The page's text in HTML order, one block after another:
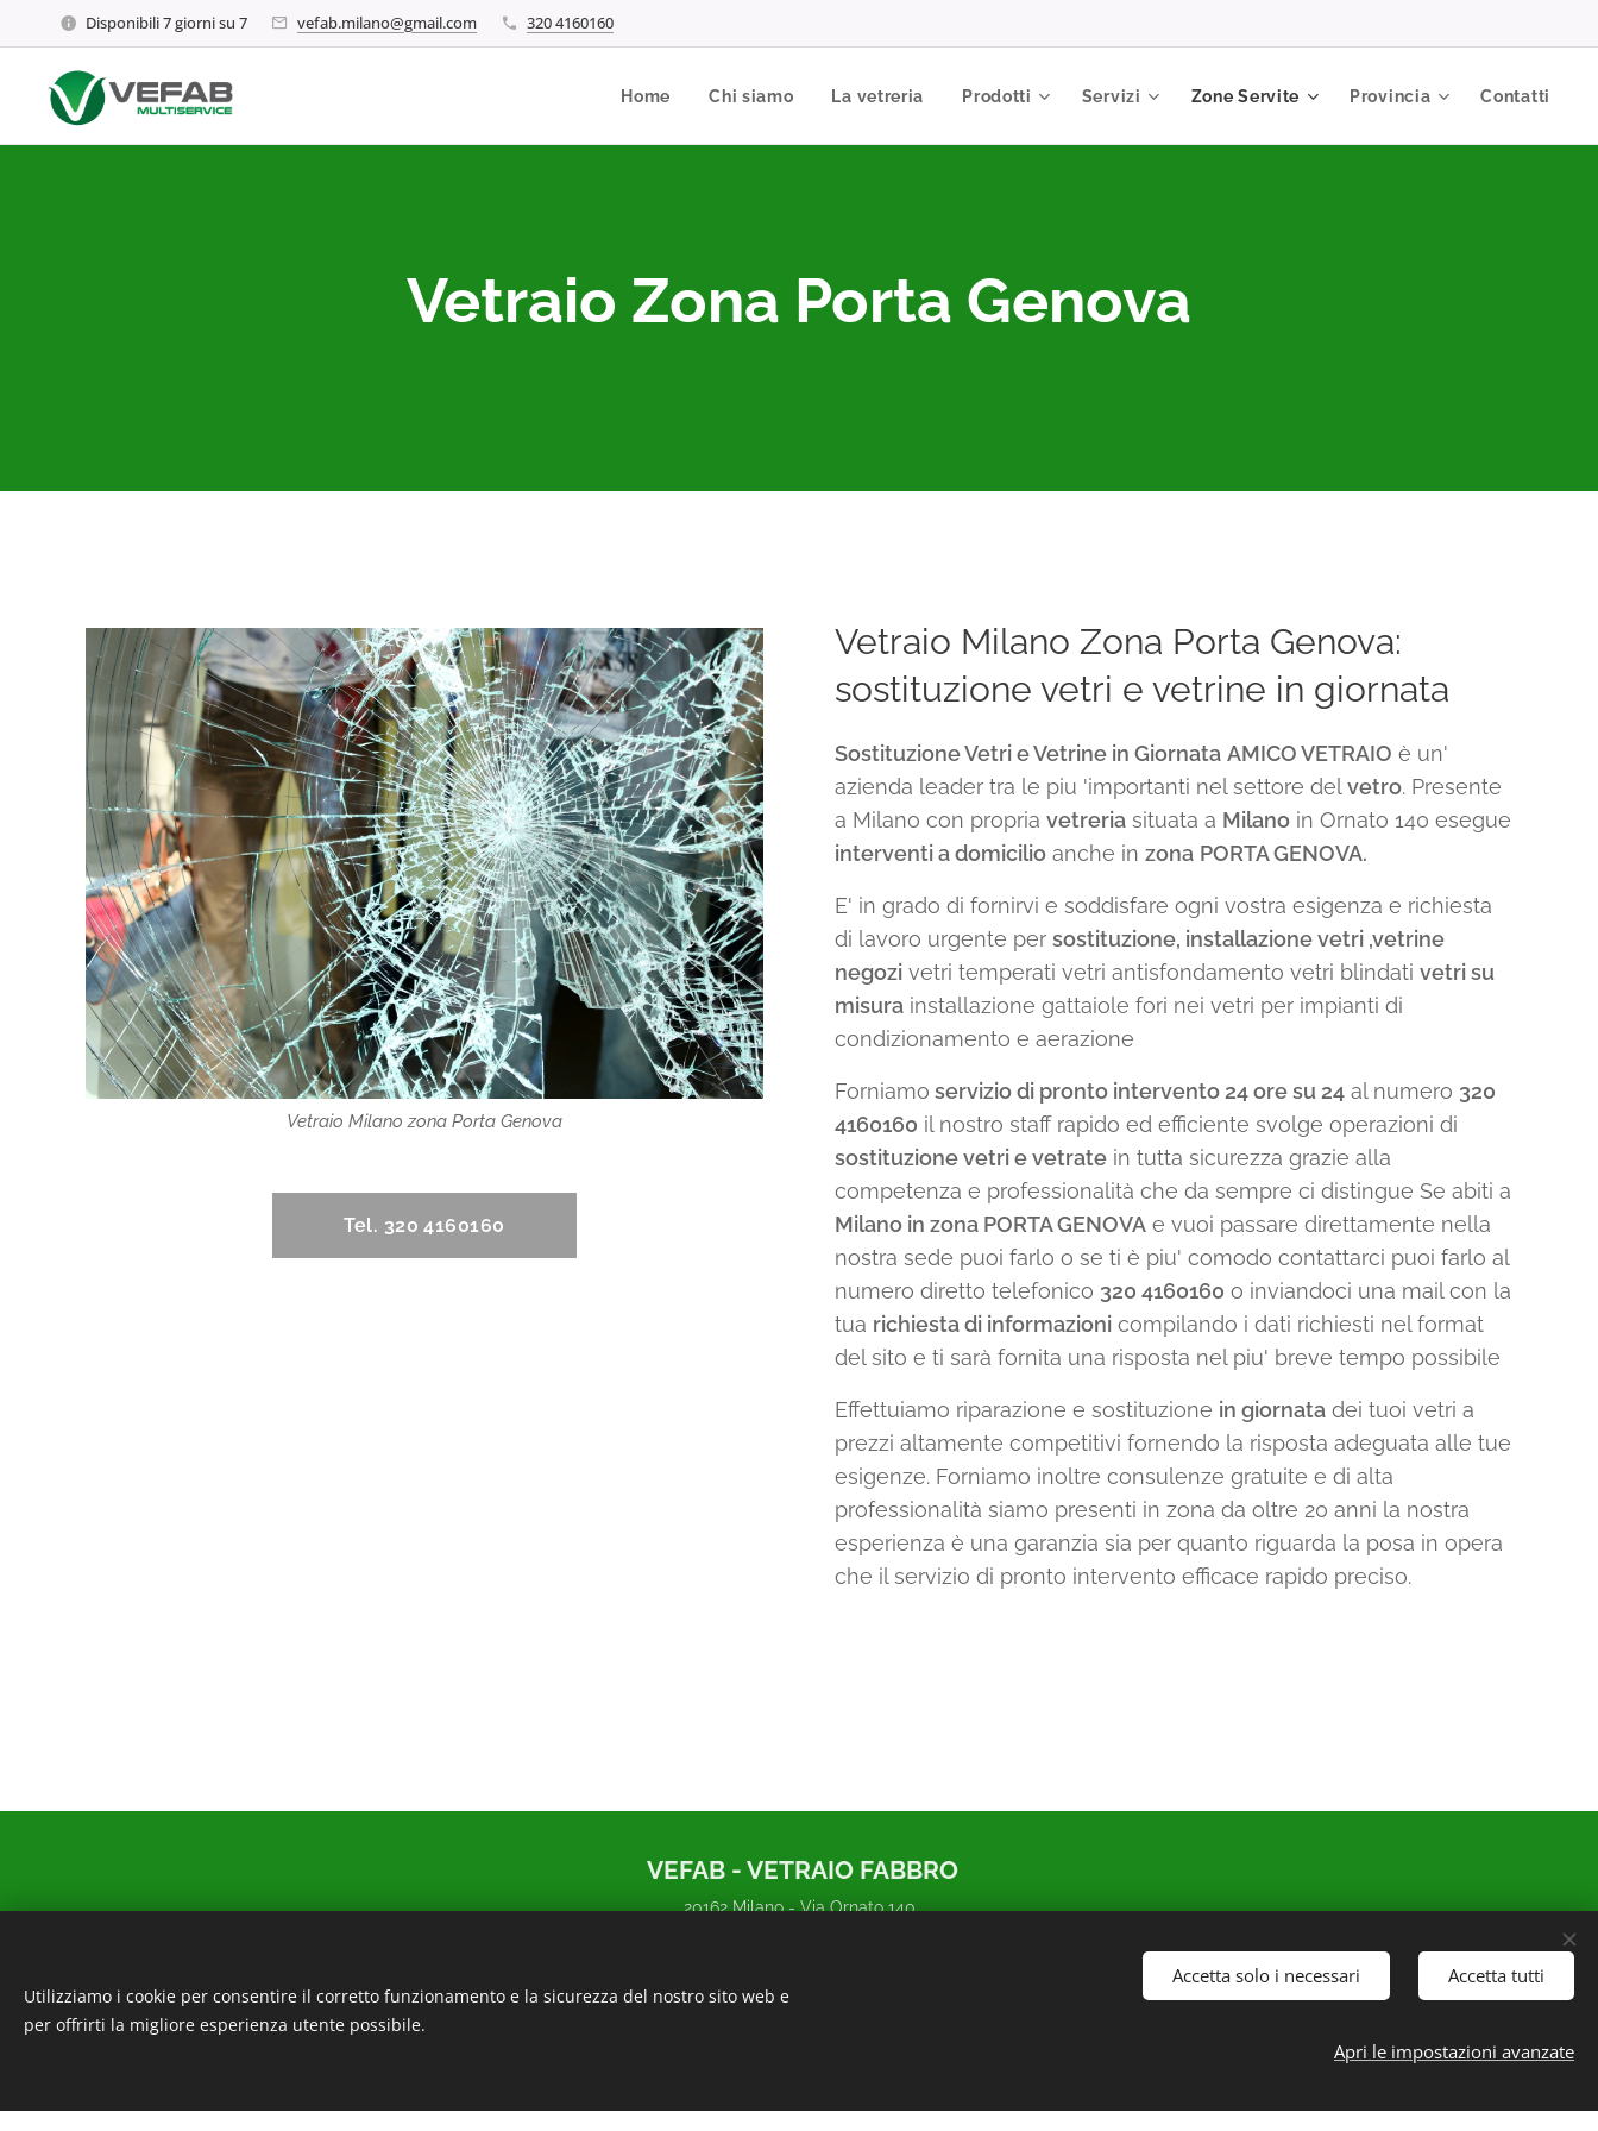
Disponibili 7 giorni su 7 vefab.milano@gmail.com 320 4160160
Home Chi siamo La vetreria Prodotti Servizi Zone Servite Provincia Contatti
Vetraio Zona Porta Genova
Vetraio Milano zona Porta Genova
Tel. 320 4160160
Vetraio Milano Zona Porta Genova:
sostituzione vetri e vetrine in giornata
Sostituzione Vetri e Vetrine in Giornata AMICO VETRAIO è un'
azienda leader tra le piu 'importanti nel settore delvetro. Presente
a Milano con propria vetreria situata a Milano in Ornato 140 esegue
interventi a domicilio anche in zona PORTA GENOVA.
E' in grado di fornirvi e soddisfare ogni vostra esigenza e richiesta
di lavoro urgente per sostituzione, installazione vetri ,vetrine
negozi vetri temperati vetri antisfondamento vetri blindati vetri su
misura installazione gattaiole fori nei vetri per impianti di
condizionamento e aerazione
Forniamo servizio di pronto intervento 24 ore su 24 al numero 320
4160160 il nostro staff rapido ed efficiente svolge operazioni di
sostituzione vetri e vetrate in tutta sicurezza grazie alla
competenza e professionalità che da sempre ci distingue Se abiti a
Milano in zona PORTA GENOVA e vuoi passare direttamente nella
nostra sede puoi farlo o se ti è piu' comodo contattarci puoi farlo al
numero diretto telefonico 320 4160160 o inviandoci una mail con la
tua richiesta di informazioni compilando i dati richiesti nel format
del sito e ti sarà fornita una risposta nel piu' breve tempo possibile
Effettuiamo riparazione e sostituzione in giornata dei tuoi vetri a
prezzi altamente competitivi fornendo la risposta adeguata alle tue
esigenze. Forniamo inoltre consulenze gratuite e di alta
professionalità siamo presenti in zona da oltre 20 anni la nostra
esperienza è una garanzia sia per quanto riguarda la posa in opera
che il servizio di pronto intervento efficace rapido preciso.
VEFAB - VETRAIO FABBRO
20162 Milano - Via Ornato 140
P.IVA 09093700962
Utilizziamo i cookie per consentire il corretto funzionamento e la sicurezza del nostro sito web e
per offrirti la migliore esperienza utente possibile.
Accetta solo i necessari Accetta tutti
Apri le impostazioni avanzate